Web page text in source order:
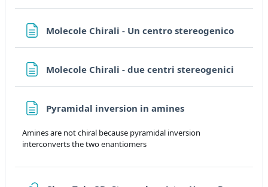
Molecole Chirali - Un centro stereogenicoPage
Molecole Chirali - due centri stereogenici
Pyramidal inversion in aminesPage
Amines are not chiral because pyramidal inversion
interconverts the two enantiomers